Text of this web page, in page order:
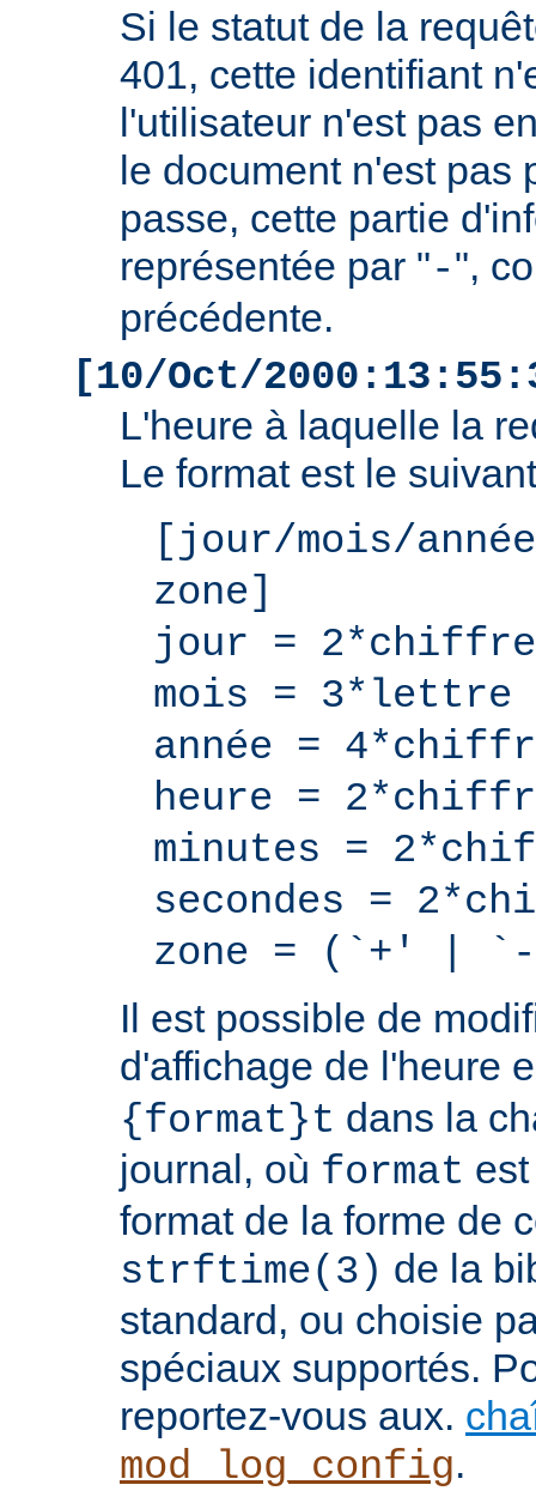
Si le statut de la
401, cette identifiant
l'utilisateur n'est pas
le document n'est pas
passe, cette partie
représentée par "-",
précédente.
[10/Oct/
L'heure à laquelle la
Le format est le
[jour/mois/
zone]
jour = 2*chiffre
mois = 3*lettre
année =
heure =
minutes =
secondes =
zone = (`+' |
Il est possible de
d'affichage de l'heure
{format}t dans la
journal, où format
format de la forme de
strftime(3) de la
standard, ou choisie
spéciaux supportés.
reportez-vous aux.
mod_log_config.